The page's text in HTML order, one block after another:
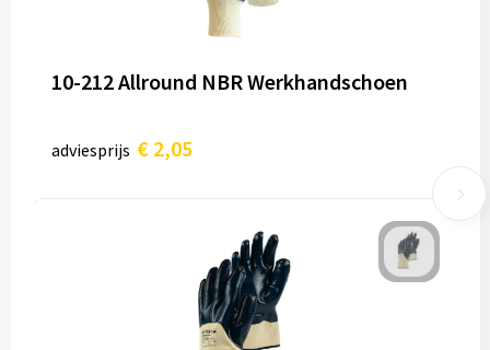
10-212 Allround NBR Werkhandschoen
adviesprijs € 2,05